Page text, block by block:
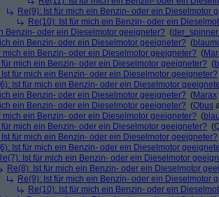
Re(9): Ist für mich ein Benzin- oder ein Dieselmotor
Re(10): Ist für mich ein Benzin- oder ein
Benzin- oder ein Dieselmotor geeigneter? (
ein Benzin- oder ein Dieselmotor geeigneter? (
mich ein Benzin- oder ein Dieselmotor geeigneter? (
für mich ein Benzin- oder ein Dieselmotor geeigneter? (
Ist für mich ein Benzin- oder ein Dieselmotor geeigneter?
Ist für mich ein Benzin- oder ein Dieselmotor
ein Benzin- oder ein Dieselmotor geeigneter? (Marax
ein Benzin- oder ein Dieselmotor geeigneter? (Qbus
mich ein Benzin- oder ein Dieselmotor geeigneter? (
für mich ein Benzin- oder ein Dieselmotor geeigneter? (
Ist für mich ein Benzin- oder ein Dieselmotor geeigneter?
Ist für mich ein Benzin- oder ein Dieselmotor
Ist für mich ein Benzin- oder ein Dieselmotor
Re(8): Ist für mich ein Benzin- oder ein Dieselmotor
Re(9): Ist für mich ein Benzin- oder ein Dieselmotor
Re(10): Ist für mich ein Benzin- oder ein